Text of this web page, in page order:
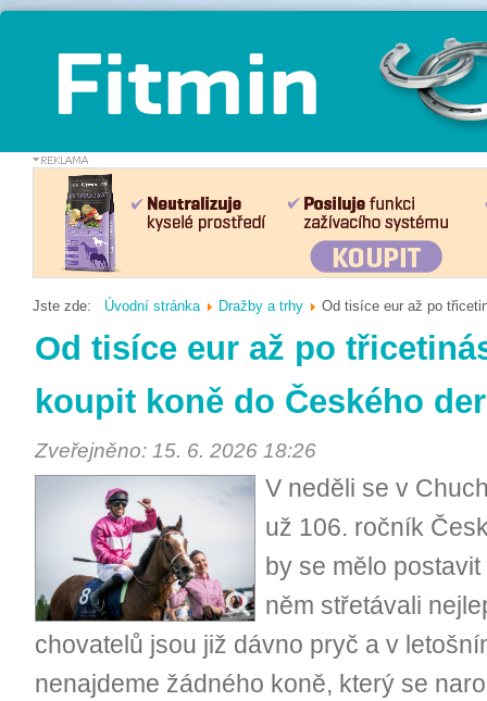
Jste zde: Úvodní stránka Dražby a trhy Od tisíce eur až po
Od tisíce eur až po
koupit koně do Českého
Zveřejněno: 15. 6. 2026 18:26
V neděli se v
už 106. ročník
by se mělo
něm střetávali
chovatelů jsou již dávno pryč a v
nenajdeme žádného koně, který se